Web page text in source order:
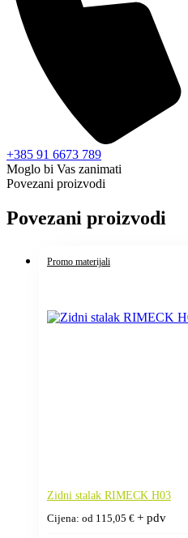
+385 91 6673 789
Moglo bi Vas zanimati
Povezani proizvodi
Povezani proizvodi
Promo materijali
Zidni stalak RIMECK H03
Cijena: od 115,05 € + pdv